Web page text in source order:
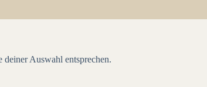
Auswahl entsprechen.